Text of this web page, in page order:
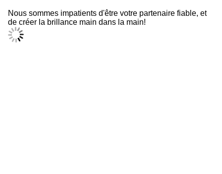
Nous sommes impatients d'être votre partenaire fiable, et
de créer la brillance main dans la main!